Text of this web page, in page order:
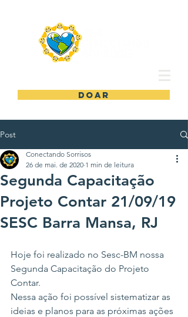
DOAR
Post
Segunda Capacitação
Projeto Contar 21/09/19
SESC Barra Mansa, RJ
Conectando Sorrisos
26 de mai. de 2020 1 min de leitura
Hoje foi realizado no Sesc-BM nossa
Segunda Capacitação do Projeto
Contar.
Nessa ação foi possível sistematizar as
ideias e planos para as próximas ações